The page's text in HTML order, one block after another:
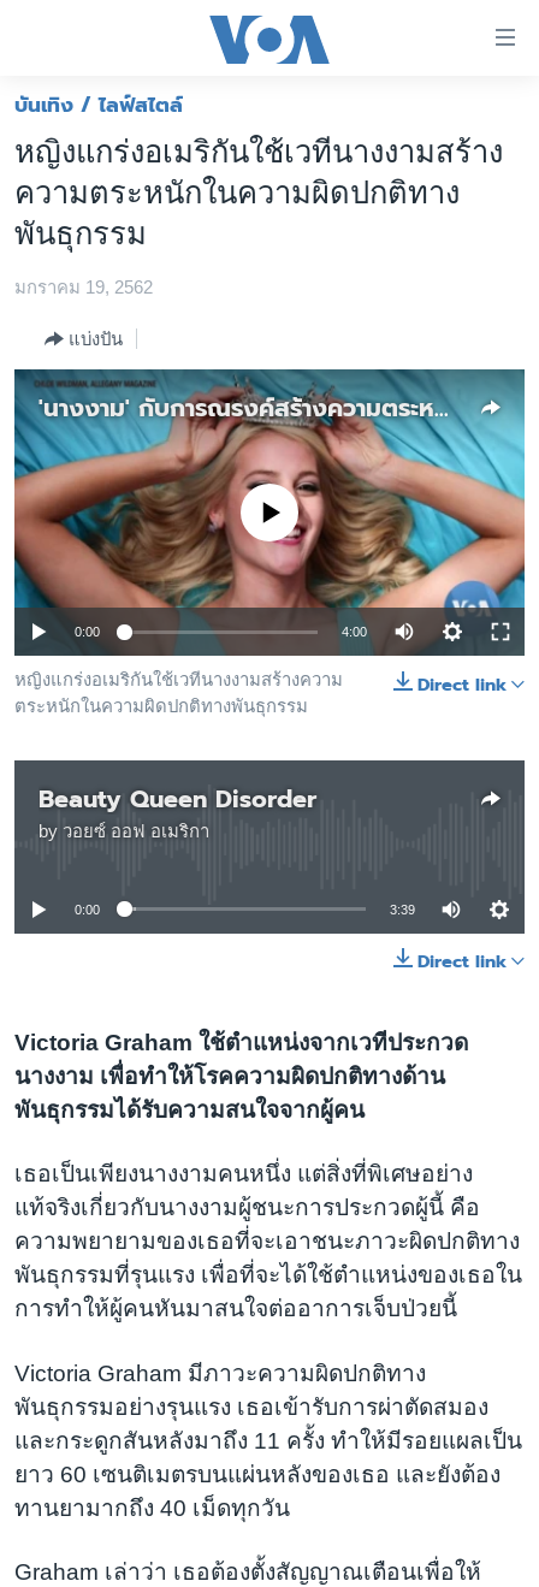
ต่อ
ไป
เนื้อหา
หลัก
ไป
ข้าม
ไป
การ
ค้นหา
โลก
เอเชีย
สหรัฐฯ
ไทย
ธุรกิจ
วิทยาศาสตร์
สังคมและสุขภาพ
ไลฟ์สไตล์
ตรวจสอบข่าว
เรียนรู้ภาษาอังกฤษ
พอดคาสต์
ติดตามเรา
บันเทิง / ไลฟ์สไตล์
หญิงแกร่งอเมริกันใช้เวทีนางงามสร้าง
ความตระหนักในความผิดปกติทาง
พันธุกรรม
มกราคม 19, 2562
แบ่งปัน
'นางงาม' กับการณรงค์สร้างความตระหนักโรคความผิดปกติทางด้านพันธุกรรม
No media source currently available
0:00 4:00
Direct link
หญิงแกร่งอเมริกันใช้เวทีนางงามสร้างความ
ตระหนักในความผิดปกติทางพันธุกรรม
Beauty Queen Disorder
by วอยซ์ ออฟ อเมริกา
No media source currently available
0:00 3:39
Direct link
Victoria Graham ใช้ตำแหน่งจากเวทีประกวด
นางงาม เพื่อทำให้โรคความผิดปกติทางด้าน
พันธุกรรมได้รับความสนใจจากผู้คน
เธอเป็นเพียงนางงามคนหนึ่ง แต่สิ่งที่พิเศษอย่าง
แท้จริงเกี่ยวกับนางงามผู้ชนะการประกวดผู้นี้ คือ
ความพยายามของเธอที่จะเอาชนะภาวะผิดปกติทาง
พันธุกรรมที่รุนแรง เพื่อที่จะได้ใช้ตำแหน่งของเธอใน
การทำให้ผู้คนหันมาสนใจต่ออาการเจ็บป่วยนี้
Victoria Graham มีภาวะความผิดปกติทาง
พันธุกรรมอย่างรุนแรง เธอเข้ารับการผ่าตัดสมอง
และกระดูกสันหลังมาถึง 11 ครั้ง ทำให้มีรอยแผลเป็น
ยาว 60 เซนติเมตรบนแผ่นหลังของเธอ และยังต้อง
ทานยามากถึง 40 เม็ดทุกวัน
Graham เล่าว่า เธอต้องตั้งสัญญาณเตือนเพื่อให้